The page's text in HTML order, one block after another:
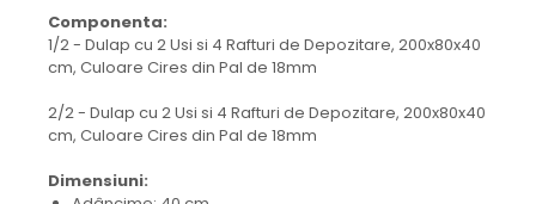
Componenta:
1/2 - Dulap cu 2 Usi si 4 Rafturi de Depozitare, 200x80x40
cm, Culoare Cires din Pal de 18mm
2/2 - Dulap cu 2 Usi si 4 Rafturi de Depozitare, 200x80x40
cm, Culoare Cires din Pal de 18mm
Dimensiuni: